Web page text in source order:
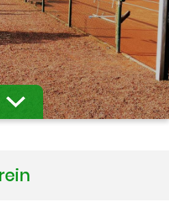
expand_more